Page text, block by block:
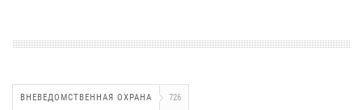
ВНЕВЕДОМСТВЕННАЯ ОХРАНА 726